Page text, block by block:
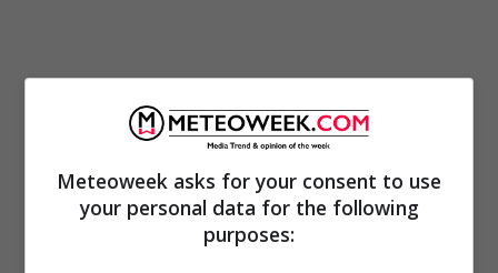
Meteoweek asks for your consent to use
your personal data for the following
purposes: